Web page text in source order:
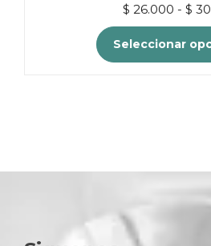
$ 26.000 - $
Seleccionar